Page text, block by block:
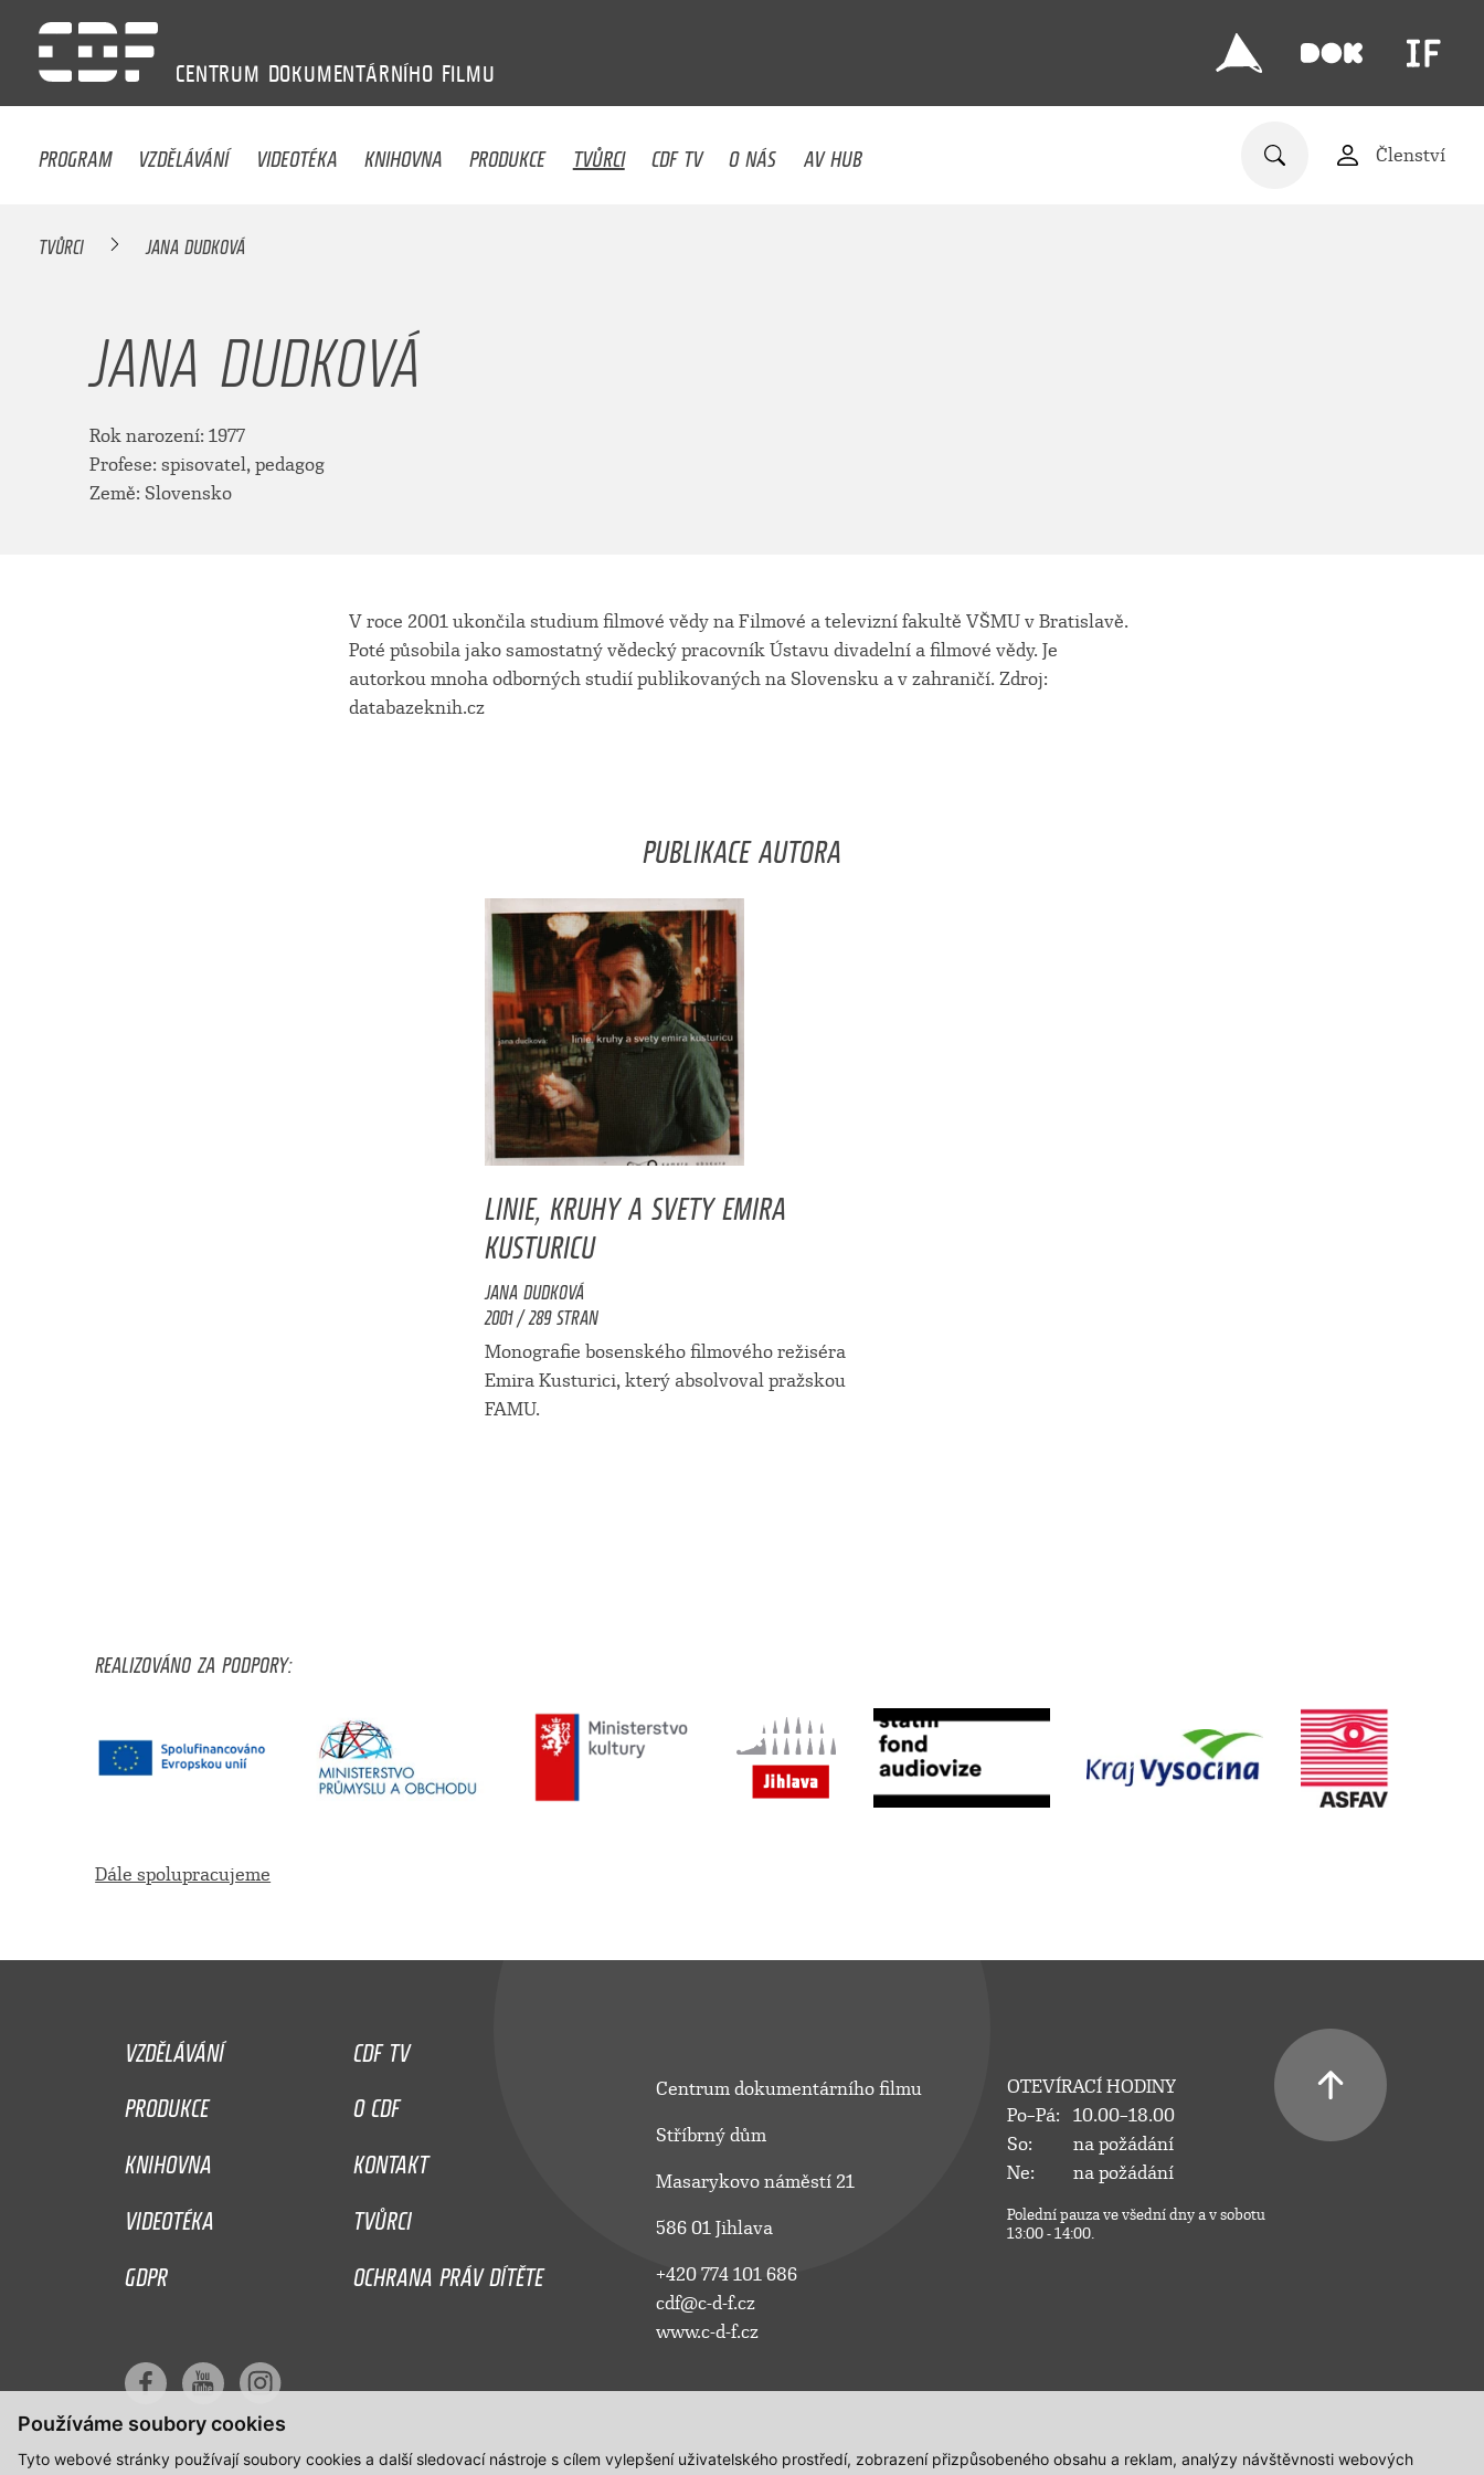
Používáme soubory cookies
Tyto webové stránky používají soubory cookies a další sledovací nástroje s cílem vylepšení uživatelského prostředí, zobrazení přizpůsobeného obsahu a reklam, analýzy návštěvnosti webových
CENTRUM DOKUMENTÁRNÍHO FILMU
PROGRAM VZDĚLÁVÁNÍ VIDEOTÉKA KNIHOVNA PRODUKCE TVŮRCI CDF TV O NÁS AV HUB Členství
TVŮRCI JANA DUDKOVÁ
JANA DUDKOVÁ
Rok narození: 1977
Profese: spisovatel, pedagog
Země: Slovensko
V roce 2001 ukončila studium filmové vědy na Filmové a televizní fakultě VŠMU v Bratislavě.
Poté působila jako samostatný vědecký pracovník Ústavu divadelní a filmové vědy. Je
autorkou mnoha odborných studií publikovaných na Slovensku a v zahraničí. Zdroj:
databazeknih.cz
PUBLIKACE AUTORA
LINIE, KRUHY A SVETY EMIRA
KUSTURICU
JANA DUDKOVÁ
2001 / 289 STRAN
Monografie bosenského filmového režiséra
Emira Kusturici, který absolvoval pražskou
FAMU.
REALIZOVÁNO ZA PODPORY:
Dále spolupracujeme
VZDĚLÁVÁNÍ
CDF TV
PRODUKCE
O CDF
KNIHOVNA
KONTAKT
VIDEOTÉKA
TVŮRCI
GDPR
OCHRANA PRÁV DÍTĚTE
Centrum dokumentárního filmu
Stříbrný dům
Masarykovo náměstí 21
586 01 Jihlava
+420 774 101 686
cdf@c-d-f.cz
www.c-d-f.cz
OTEVÍRACÍ HODINY
Po–Pá:
10.00–18.00
So:
na požádání
Ne:
na požádání
Polední pauza ve všední dny a v sobotu
13:00 - 14:00.